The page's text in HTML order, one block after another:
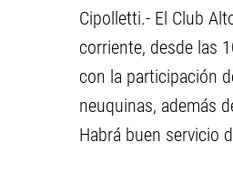
Cipolletti.- El Club
corriente, desde las
con la participación
neuquinas, además
Habrá buen servicio